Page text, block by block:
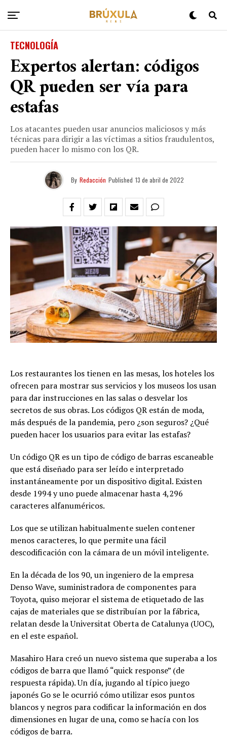
TECNOLOGÍA
Expertos alertan: códigos
QR pueden ser vía para
estafas
Los atacantes pueden usar anuncios maliciosos y más
técnicas para dirigir a las víctimas a sitios fraudulentos,
pueden hacer lo mismo con los QR.
By Redacción Published 13 de abril de 2022
Los restaurantes los tienen en las mesas, los hoteles los
ofrecen para mostrar sus servicios y los museos los usan
para dar instrucciones en las salas o desvelar los
secretos de sus obras. Los códigos QR están de moda,
más después de la pandemia, pero ¿son seguros? ¿Qué
pueden hacer los usuarios para evitar las estafas?
Un código QR es un tipo de código de barras escaneable
que está diseñado para ser leído e interpretado
instantáneamente por un dispositivo digital. Existen
desde 1994 y uno puede almacenar hasta 4,296
caracteres alfanuméricos.
Los que se utilizan habitualmente suelen contener
menos caracteres, lo que permite una fácil
descodificación con la cámara de un móvil inteligente.
En la década de los 90, un ingeniero de la empresa
Denso Wave, suministradora de componentes para
Toyota, quiso mejorar el sistema de etiquetado de las
cajas de materiales que se distribuían por la fábrica,
relatan desde la Universitat Oberta de Catalunya (UOC),
en el este español.
Masahiro Hara creó un nuevo sistema que superaba a los
códigos de barra que llamó “quick response” (de
respuesta rápida). Un día, jugando al típico juego
japonés Go se le ocurrió cómo utilizar esos puntos
blancos y negros para codificar la información en dos
dimensiones en lugar de una, como se hacía con los
códigos de barra.